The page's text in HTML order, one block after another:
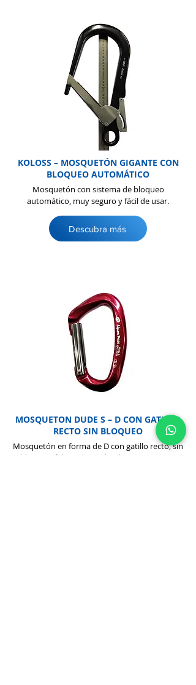
KOLOSS – MOSQUETÓN GIGANTE CON
BLOQUEO AUTOMÁTICO
Mosquetón con sistema de bloqueo
automático, muy seguro y fácil de usar.
Descubra más
MOSQUETON DUDE S – D CON GATILLO
RECTO SIN BLOQUEO
Mosquetón en forma de D con gatillo recto, sin
bloqueo, fabricado en duraluminio 7075-T6